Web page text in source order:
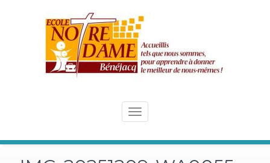
Toggle